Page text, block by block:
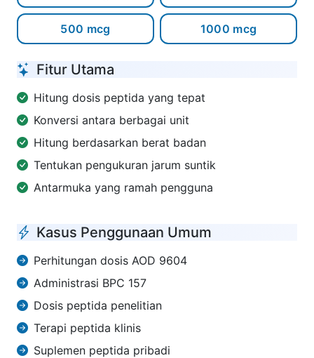
500 mcg 1000 mcg
Fitur Utama
Hitung dosis peptida yang tepat
Konversi antara berbagai unit
Hitung berdasarkan berat badan
Tentukan pengukuran jarum suntik
Antarmuka yang ramah pengguna
Kasus Penggunaan Umum
Perhitungan dosis AOD 9604
Administrasi BPC 157
Dosis peptida penelitian
Terapi peptida klinis
Suplemen peptida pribadi